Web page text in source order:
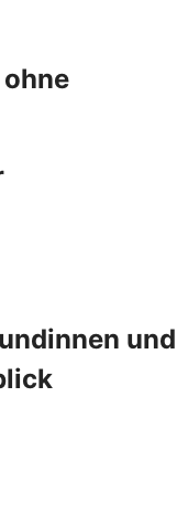
und